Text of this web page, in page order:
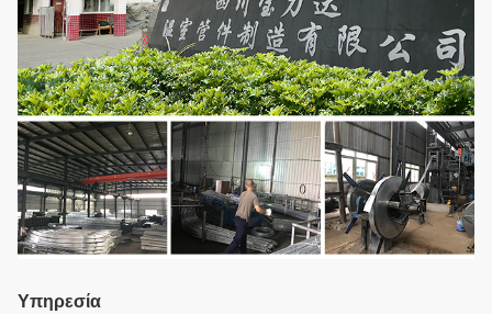
Υπηρεσία